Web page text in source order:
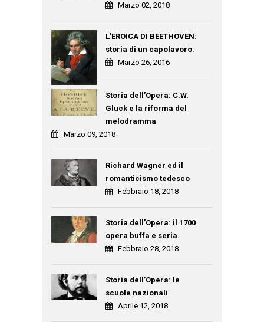
Marzo 02, 2018
L’EROICA DI BEETHOVEN:
storia di un capolavoro.
Marzo 26, 2016
Storia dell’Opera: C.W.
Gluck e la riforma del
melodramma
Marzo 09, 2018
Richard Wagner ed il
romanticismo tedesco
Febbraio 18, 2018
Storia dell’Opera: il 1700
opera buffa e seria.
Febbraio 28, 2018
Storia dell’Opera: le
scuole nazionali
Aprile 12, 2018